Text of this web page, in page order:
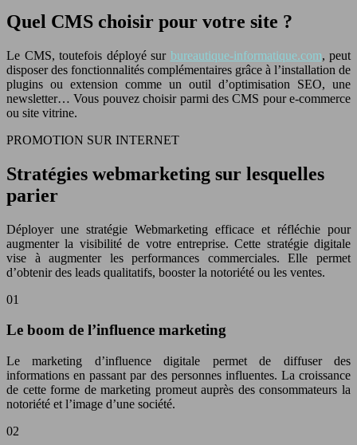
Quel CMS choisir pour votre site ?
Le CMS, toutefois déployé sur bureautique-informatique.com, peut
disposer des fonctionnalités complémentaires grâce à l’installation de
plugins ou extension comme un outil d’optimisation SEO, une
newsletter… Vous pouvez choisir parmi des CMS pour e-commerce
ou site vitrine.
PROMOTION SUR INTERNET
Stratégies webmarketing sur lesquelles
parier
Déployer une stratégie Webmarketing efficace et réfléchie pour
augmenter la visibilité de votre entreprise. Cette stratégie digitale
vise à augmenter les performances commerciales. Elle permet
d’obtenir des leads qualitatifs, booster la notoriété ou les ventes.
01
Le boom de l’influence marketing
Le marketing d’influence digitale permet de diffuser des
informations en passant par des personnes influentes. La croissance
de cette forme de marketing promeut auprès des consommateurs la
notoriété et l’image d’une société.
02